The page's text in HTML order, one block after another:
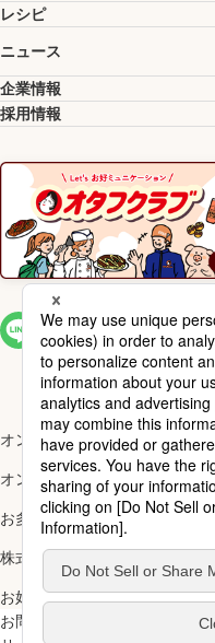
レシピ
ニュース
企業情報
採用情報
オンラインショップ楽天市場店
オンラインショップYahoo!店
お多福醸造株式会社
株式会社ナカガワ
お好み焼アカデミー
お問い合わせ